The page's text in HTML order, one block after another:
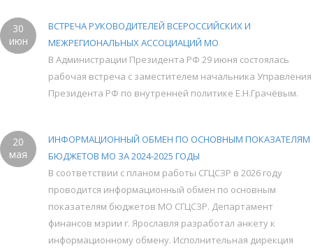
30
июн
ВСТРЕЧА РУКОВОДИТЕЛЕЙ ВСЕРОССИЙСКИХ И
МЕЖРЕГИОНАЛЬНЫХ АССОЦИАЦИЙ МО
В Администрации Президента РФ 29 июня состоялась
рабочая встреча с заместителем начальника Управления
Президента РФ по внутренней политике Е.Н.Грачёвым.
20
мая
ИНФОРМАЦИОННЫЙ ОБМЕН ПО ОСНОВНЫМ ПОКАЗАТЕЛЯМ
БЮДЖЕТОВ МО ЗА 2024-2025 ГОДЫ
В соответствии с планом работы СГЦСЗР в 2026 году
проводится информационный обмен по основным
показателям бюджетов МО СГЦСЗР. Департамент
финансов мэрии г. Ярославля разработал анкету к
информационному обмену. Исполнительная дирекция